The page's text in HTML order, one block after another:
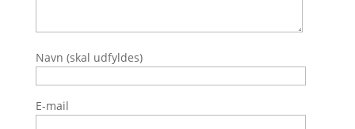
Navn (skal udfyldes)
E-mail